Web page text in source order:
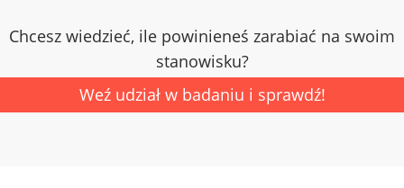
Chcesz wiedzieć, ile powinieneś zarabiać na swoim
stanowisku?
Weź udział w badaniu i sprawdź!